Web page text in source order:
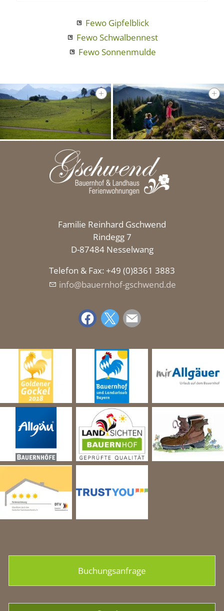
Fewo Gipfelblick
Fewo Schwalbennest
Fewo Sonnenmulde
Familie Reinhard Gschwend
Rindegg 7
D-87484 Nesselwang
Telefon & Fax: +49 (0)8361 3883
nf
b rnh f-gschw nd d
Buchungsanfrage